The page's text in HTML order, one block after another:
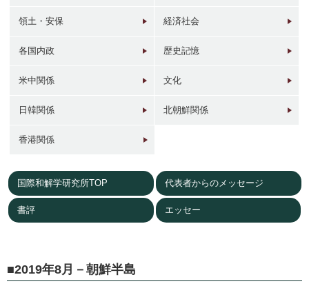
2017年
東京 日本橋
1930年代 現在
台北 衡陽路
1940年代初
領土・安保 経済社会
各国内政 歴史記憶
米中関係 文化
日韓関係 北朝鮮関係
香港関係
国際和解学研究所TOP 代表者からのメッセージ
書評 エッセー
2019年8月－朝鮮半島